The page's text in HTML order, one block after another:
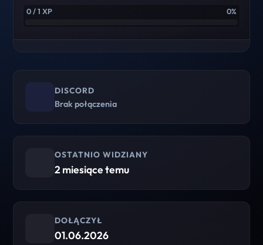
0 / 1 XP 0%
DISCORD
Brak połączenia
OSTATNIO WIDZIANY
2 miesiące temu
DOŁĄCZYŁ
01.06.2026